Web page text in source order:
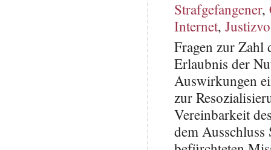
Strafgefangener,
Internet,
Fragen zur Zahl
Erlaubnis der
Auswirkungen
zur
Vereinbarkeit
dem